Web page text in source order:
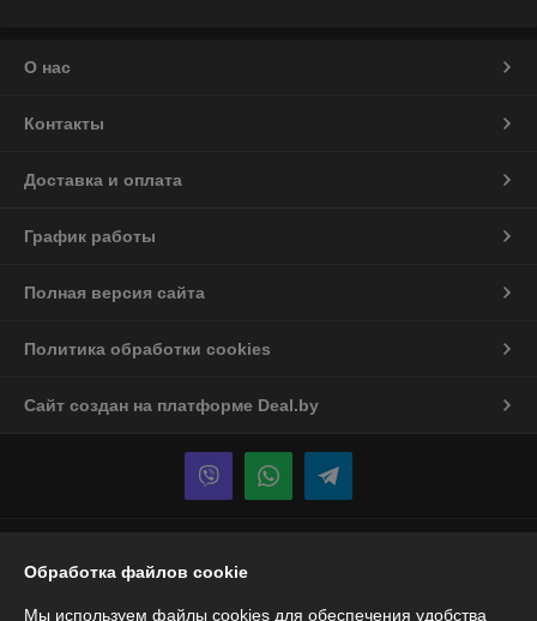
О нас
Контакты
Доставка и оплата
График работы
Полная версия сайта
Политика обработки cookies
Сайт создан на платформе Deal.by
Республика Беларусь, г. Минск, ул. Ботаническая,5А, офис 501
Обработка файлов cookie
Мы используем файлы cookies для обеспечения удобства